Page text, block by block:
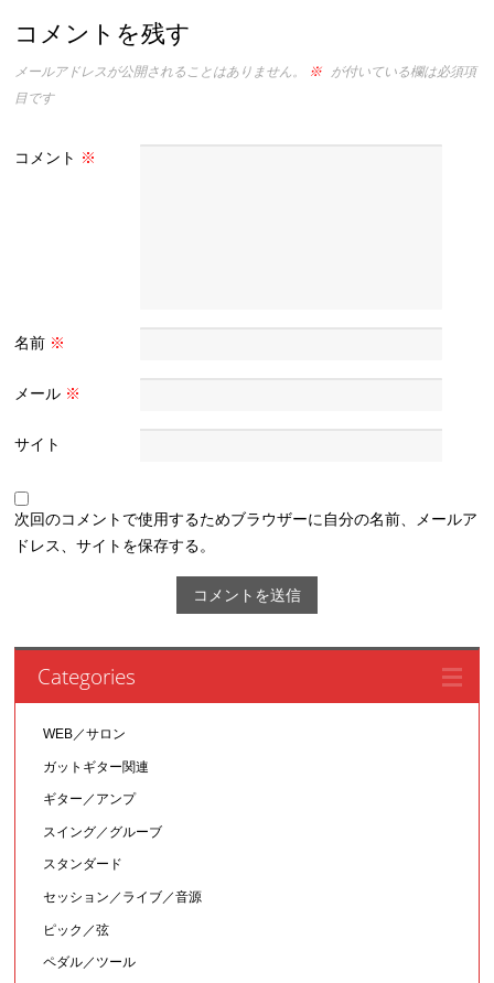
コメントを残す
メールアドレスが公開されることはありません。 ※ が付いている欄は必須項
目です
コメント ※
名前 ※
メール ※
サイト
次回のコメントで使用するためブラウザーに自分の名前、メールア
ドレス、サイトを保存する。
Categories
WEB／サロン
ガットギター関連
ギター／アンプ
スイング／グルーブ
スタンダード
セッション／ライブ／音源
ピック／弦
ペダル／ツール